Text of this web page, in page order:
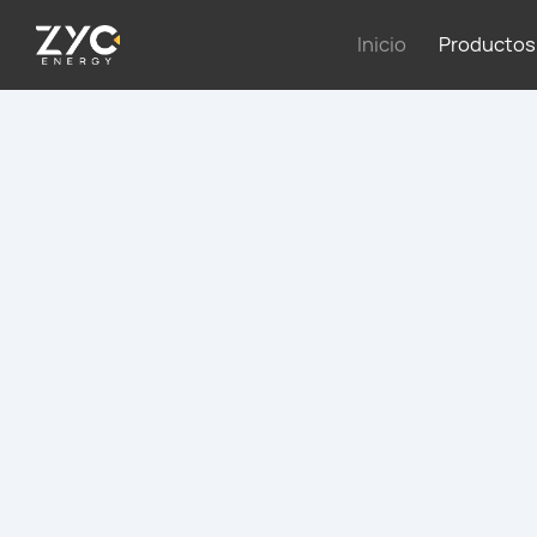
Inicio Productos